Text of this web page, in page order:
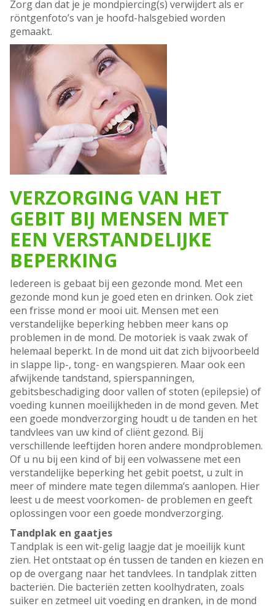
Zorg dan dat je je mondpiercing(s) verwijdert als er
röntgenfoto’s van je hoofd-halsgebied worden
gemaakt.
VERZORGING VAN HET
GEBIT BIJ MENSEN MET
EEN VERSTANDELIJKE
BEPERKING
Iedereen is gebaat bij een gezonde mond. Met een
gezonde mond kun je goed eten en drinken. Ook ziet
een frisse mond er mooi uit. Mensen met een
verstandelijke beperking hebben meer kans op
problemen in de mond. De motoriek is vaak zwak of
helemaal beperkt. In de mond uit dat zich bijvoorbeeld
in slappe lip-, tong- en wangspieren. Maar ook een
afwijkende tandstand, spierspanningen,
gebitsbeschadiging door vallen of stoten (epilepsie) of
voeding kunnen moeilijkheden in de mond geven. Met
een goede mondverzorging houdt u de tanden en het
tandvlees van uw kind of cliënt gezond. Bij
verschillende leeftijden horen andere mondproblemen.
Of u nu bij een kind of bij een volwassene met een
verstandelijke beperking het gebit poetst, u zult in
meer of mindere mate tegen dilemma’s aanlopen. Hier
leest u de meest voorkomen- de problemen en geeft
oplossingen voor een goede mondverzorging.
Tandplak en gaatjes
Tandplak is een wit-gelig laagje dat je moeilijk kunt
zien. Het ontstaat op én tussen de tanden en kiezen en
op de overgang naar het tandvlees. In tandplak zitten
bacteriën. Die bacteriën zetten koolhydraten, zoals
suiker en zetmeel uit voeding en dranken, in de mond